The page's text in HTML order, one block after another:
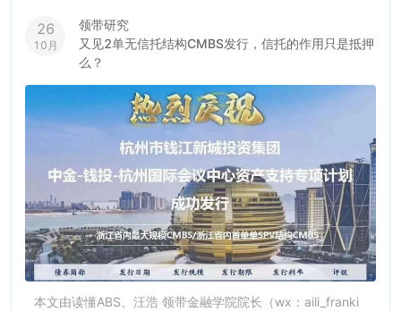
26
10月
领带研究
又见2单无信托结构CMBS发行，信托的作用只是抵押
么？
本文由读懂ABS、汪浩 领带金融学院院长（wx：aili_franki